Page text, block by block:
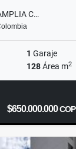
C…
1 Garaje
128Área m2
$650.000.000COP